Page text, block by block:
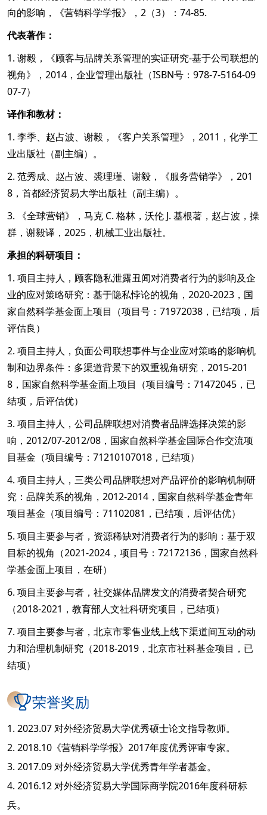
向的影响，《营销科学学报》，2（3）：74-85.
代表著作：
1. 谢毅，《顾客与品牌关系管理的实证研究-基于公司联想的
视角》，2014，企业管理出版社（ISBN号：978-7-5164-09
07-7）
译作和教材：
1. 李季、赵占波、谢毅，《客户关系管理》，2011，化学工
业出版社（副主编）。
2. 范秀成、赵占波、裘理瑾、谢毅，《服务营销学》，201
8，首都经济贸易大学出版社（副主编）。
3. 《全球营销》，马克 C. 格林，沃伦 J. 基根著，赵占波，操
群，谢毅译，2025，机械工业出版社。
承担的科研项目：
1. 项目主持人，顾客隐私泄露丑闻对消费者行为的影响及企
业的应对策略研究：基于隐私悖论的视角，2020-2023，国
家自然科学基金面上项目（项目号：71972038，已结项，后
评估良）
2. 项目主持人，负面公司联想事件与企业应对策略的影响机
制和边界条件：多渠道背景下的双重视角研究，2015-201
8，国家自然科学基金面上项目（项目编号：71472045，已
结项，后评估优）
3. 项目主持人，公司品牌联想对消费者品牌选择决策的影
响，2012/07-2012/08，国家自然科学基金国际合作交流项
目基金（项目编号：71210107018，已结项）
4. 项目主持人，三类公司品牌联想对产品评价的影响机制研
究：品牌关系的视角，2012-2014，国家自然科学基金青年
项目基金（项目编号：71102081，已结项，后评估优）
5. 项目主要参与者，资源稀缺对消费者行为的影响：基于双
目标的视角（2021-2024，项目号：72172136，国家自然科
学基金面上项目，在研）
6. 项目主要参与者，社交媒体品牌发文的消费者契合研究
（2018-2021，教育部人文社科研究项目，已结项）
7. 项目主要参与者，北京市零售业线上线下渠道间互动的动
力和治理机制研究（2018-2019，北京市社科基金项目，已
结项）
荣誉奖励
1. 2023.07 对外经济贸易大学优秀硕士论文指导教师。
2. 2018.10《营销科学学报》2017年度优秀评审专家。
3. 2017.09 对外经济贸易大学优秀青年学者基金。
4. 2016.12 对外经济贸易大学国际商学院2016年度科研标
兵。